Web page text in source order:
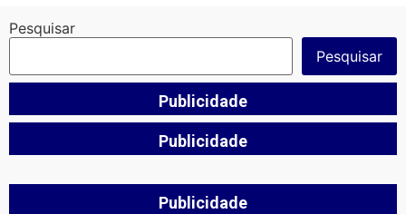
Pesquisar
Pesquisar
Publicidade
Publicidade
Publicidade